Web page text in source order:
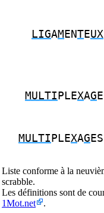
LIGAM ENTEUX
MULTI PLEXAG E
MULTI PLEXAG ES
Liste conforme à la
scrabble.
Les définitions sont de
1Mot.net
.